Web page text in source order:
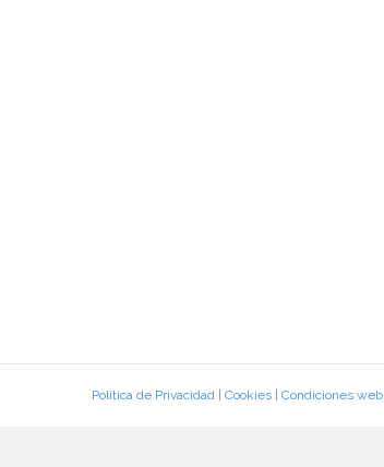
Política de Privacidad| Cookies| Condiciones web